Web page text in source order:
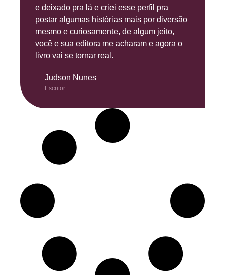
e deixado pra lá e criei esse perfil pra
postar algumas histórias mais por diversão
mesmo e curiosamente, de algum jeito,
você e sua editora me acharam e agora o
livro vai se tornar real.
Judson Nunes
Escritor